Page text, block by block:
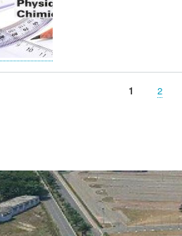
Page
1 Page
2